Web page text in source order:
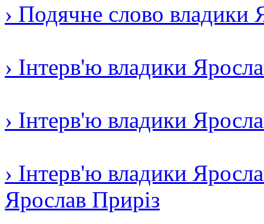
› Подячне слово владики
› Інтерв'ю владики
› Інтерв'ю владики
› Інтерв'ю владики
Ярослав Приріз